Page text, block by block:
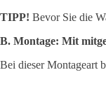
TIPP! Bevor Sie die
B. Montage: Mit
Bei dieser Montageart